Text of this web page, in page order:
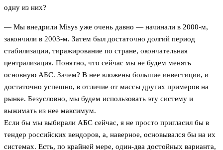
одну из них?
— Мы внедрили Misys уже очень давно — начинали в 2000-м,
закончили в 2003-м. Затем был достаточно долгий период
стабилизации, тиражирование по стране, окончательная
централизация. Понятно, что сейчас мы не будем менять
основную АБС. Зачем? В нее вложены большие инвестиции, и
достаточно успешно, в отличие от массы других примеров на
рынке. Безусловно, мы будем использовать эту систему и
выжимать из нее максимум.
Если бы мы выбирали АБС сейчас, я не просто пригласил бы в
тендер российских вендоров, а, наверное, основывался бы на их
системах. Есть, по крайней мере, один-два достойных варианта,